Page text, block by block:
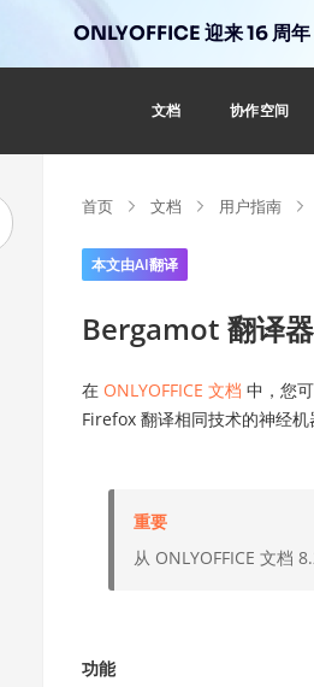
ONLYOFFICE 迎来 16 周年
文档 协作空间
首页 文档 用户指南
本文由AI翻译
Bergamot 翻译
在 ONLYOFFICE 文档 中，您
Firefox 翻译相同技术的神经
重要
从 ONLYOFFICE 文档
功能